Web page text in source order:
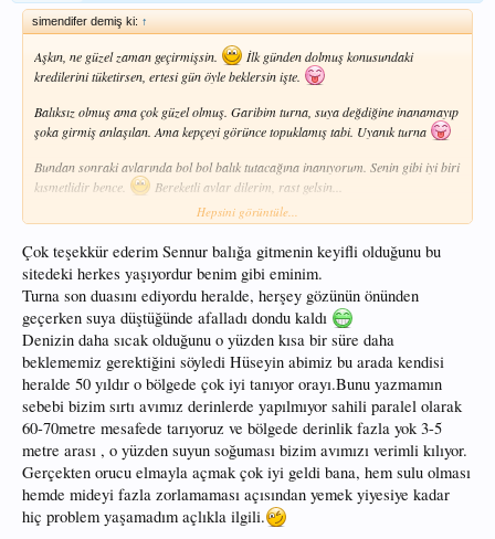
simendifer demiş ki: ↑
Aşkın, ne güzel zaman geçirmişsin.
İlk günden dolmuş konusundaki
kredilerini tüketirsen, ertesi gün öyle beklersin işte.
Balıksız olmuş ama çok güzel olmuş. Garibim turna, suya değdiğine inanamayıp
şoka girmiş anlaşılan. Ama kepçeyi görünce topuklamış tabi. Uyanık turna
Bundan sonraki avlarında bol bol balık tutacağına inanıyorum. Senin gibi iyi biri
kısmetlidir bence.
Bereketli avlar dilerim, rast gelsin...
Ha bu arada unutmadan, elma iyidir. Kolestrolü dengeler, cildi güzelleştirir,
Hepsini görüntüle...
Çok teşekkür ederim Sennur balığa gitmenin keyifli olduğunu bu
sitedeki herkes yaşıyordur benim gibi eminim.
Turna son duasını ediyordu heralde, herşey gözünün önünden
geçerken suya düştüğünde afalladı dondu kaldı
Denizin daha sıcak olduğunu o yüzden kısa bir süre daha
beklememiz gerektiğini söyledi Hüseyin abimiz bu arada kendisi
heralde 50 yıldır o bölgede çok iyi tanıyor orayı.Bunu yazmamın
sebebi bizim sırtı avımız derinlerde yapılmıyor sahili paralel olarak
60-70metre mesafede tarıyoruz ve bölgede derinlik fazla yok 3-5
metre arası , o yüzden suyun soğuması bizim avımızı verimli kılıyor.
Gerçekten orucu elmayla açmak çok iyi geldi bana, hem sulu olması
hemde mideyi fazla zorlamaması açısından yemek yiyesiye kadar
hiç problem yaşamadım açlıkla ilgili.